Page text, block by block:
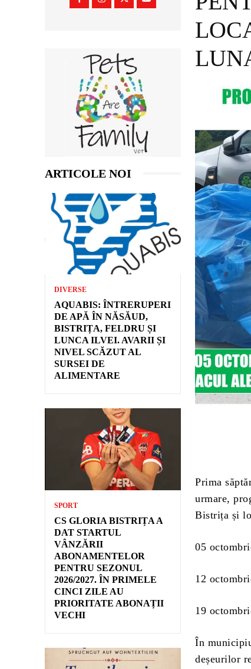
ARTICOLE NOI
DIVERSE
AQUABIS: ÎNTRERUPERI
DE APĂ ÎN NĂSĂUD,
BISTRIȚA, FELDRU ȘI
LUNCA ILVEI. AVARII ȘI
NIVEL SCĂZUT AL
SURSEI DE
ALIMENTARE
SPORT
CS GLORIA BISTRIȚA A
DAT STARTUL
VÂNZĂRII
ABONAMENTELOR
PENTRU SEZONUL
2026/2027. ÎN PRIMELE
CINCI ZILE AU
PRIORITATE ABONAȚII
VECHI
Prima
urmare,
Bistrița și
05
12
19
În
deșeurilor